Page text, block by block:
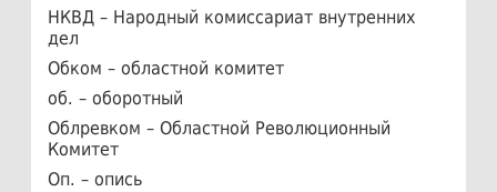
НКВД – Народный комиссариат внутренних
дел
Обком – областной комитет
об. – оборотный
Облревком – Областной Революционный
Комитет
Оп. – опись